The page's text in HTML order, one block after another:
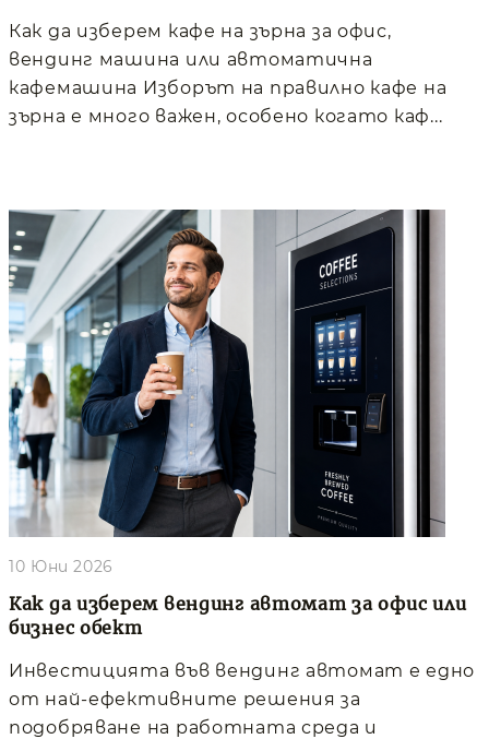
Как да изберем кафе на зърна за офис,
вендинг машина или автоматична
кафемашина Изборът на правилно кафе на
зърна е много важен, особено когато каф...
Как да изберем вендинг автомат за офис или
бизнес обект
10 Юни 2026
Инвестицията във вендинг автомат е едно
от най-ефективните решения за
подобряване на работната среда и